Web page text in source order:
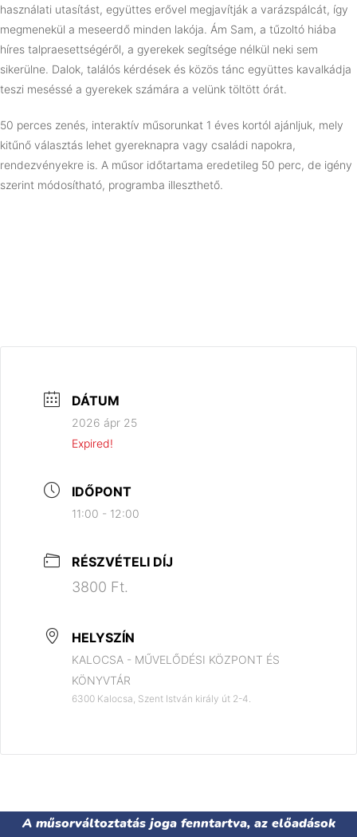
használati utasítást, együttes erővel megjavítják a varázspálcát, így
megmenekül a meseerdő minden lakója. Ám Sam, a tűzoltó hiába
híres talpraesettségéről, a gyerekek segítsége nélkül neki sem
sikerülne. Dalok, találós kérdések és közös tánc együttes kavalkádja
teszi meséssé a gyerekek számára a velünk töltött órát.
50 perces zenés, interaktív műsorunkat 1 éves kortól ajánljuk, mely
kitűnő választás lehet gyereknapra vagy családi napokra,
rendezvényekre is. A műsor időtartama eredetileg 50 perc, de igény
szerint módosítható, programba illeszthető.
DÁTUM
2026 ápr 25
Expired!
IDŐPONT
11:00 - 12:00
RÉSZVÉTELI DÍJ
3800 Ft.
HELYSZÍN
KALOCSA - MŰVELŐDÉSI KÖZPONT ÉS
KÖNYVTÁR
6300 Kalocsa, Szent István király út 2-4.
A műsorváltoztatás joga fenntartva, az előadások